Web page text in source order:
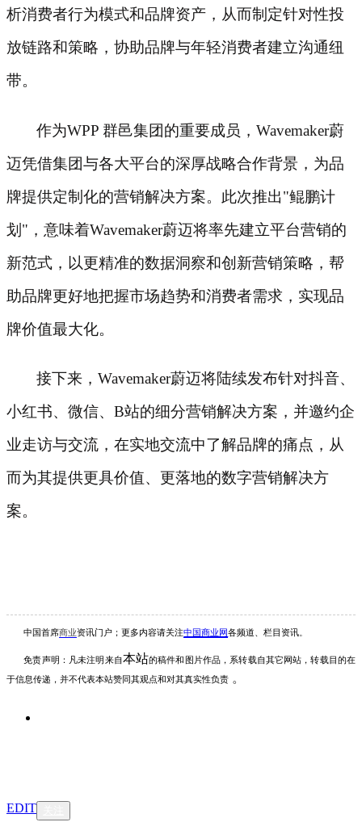
析消费者行为模式和品牌资产，从而制定针对性投
放链路和策略，协助品牌与年轻消费者建立沟通纽
带。
作为WPP 群邑集团的重要成员，Wavemaker蔚
迈凭借集团与各大平台的深厚战略合作背景，为品
牌提供定制化的营销解决方案。此次推出"鲲鹏计
划"，意味着Wavemaker蔚迈将率先建立平台营销的
新范式，以更精准的数据洞察和创新营销策略，帮
助品牌更好地把握市场趋势和消费者需求，实现品
牌价值最大化。
接下来，Wavemaker蔚迈将陆续发布针对抖音、
小红书、微信、B站的细分营销解决方案，并邀约企
业走访与交流，在实地交流中了解品牌的痛点，从
而为其提供更具价值、更落地的数字营销解决方
案。
中国首席商业资讯 门户；更多内容请关注中国商业网各频道、栏目资讯。
免责声明：凡未注明 来自本站的稿件和图片作品，系转载自其它网站，转载目的在
于信息传递，并不代表本站赞同其观点和对其真实性负责 。
EDIT